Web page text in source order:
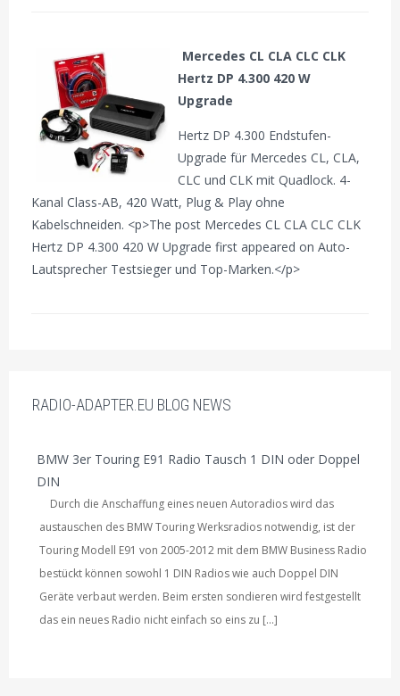
Mercedes CL CLA CLC CLK
Hertz DP 4.300 420 W
Upgrade
Hertz DP 4.300 Endstufen-
Upgrade für Mercedes CL, CLA,
CLC und CLK mit Quadlock. 4-
Kanal Class-AB, 420 Watt, Plug & Play ohne
Kabelschneiden. <p>The post Mercedes CL CLA CLC CLK
Hertz DP 4.300 420 W Upgrade first appeared on Auto-
Lautsprecher Testsieger und Top-Marken.</p>
RADIO-ADAPTER.EU BLOG NEWS
BMW 3er Touring E91 Radio Tausch 1 DIN oder Doppel
DIN
Durch die Anschaffung eines neuen Autoradios wird das
austauschen des BMW Touring Werksradios notwendig, ist der
Touring Modell E91 von 2005-2012 mit dem BMW Business Radio
bestückt können sowohl 1 DIN Radios wie auch Doppel DIN
Geräte verbaut werden. Beim ersten sondieren wird festgestellt
das ein neues Radio nicht einfach so eins zu […]